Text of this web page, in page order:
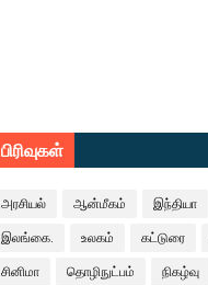
பிரிவுகள்
அரசியல் ஆன்மீகம் இந்தியா
இலங்கை. உலகம் கட்டுரை
சினிமா தொழிநுட்பம் நிகழ்வு